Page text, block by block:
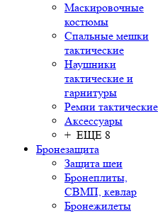
Маскировочные
костюмы
Спальные мешки
тактические
Наушники
тактические и
гарнитуры
Ремни тактические
Аксессуары
+ ЕЩЕ 8
Бронезащита
Защита шеи
Бронеплиты,
СВМП, кевлар
Бронежилеты